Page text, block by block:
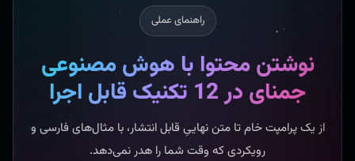
راهنمای عملی
نوشتن محتوا با هوش مصنوعی
جمنای در 12 تکنیک قابل اجرا
از یک پرامپت خام تا متن نهاییِ قابل انتشار، با مثال‌های فارسی و
رویکردی که وقت شما را هدر نمی‌دهد.